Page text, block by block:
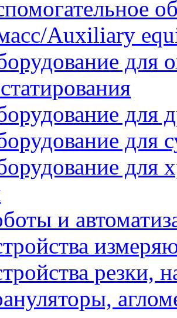
Auxiliary
для
для
для
для
и
резки,